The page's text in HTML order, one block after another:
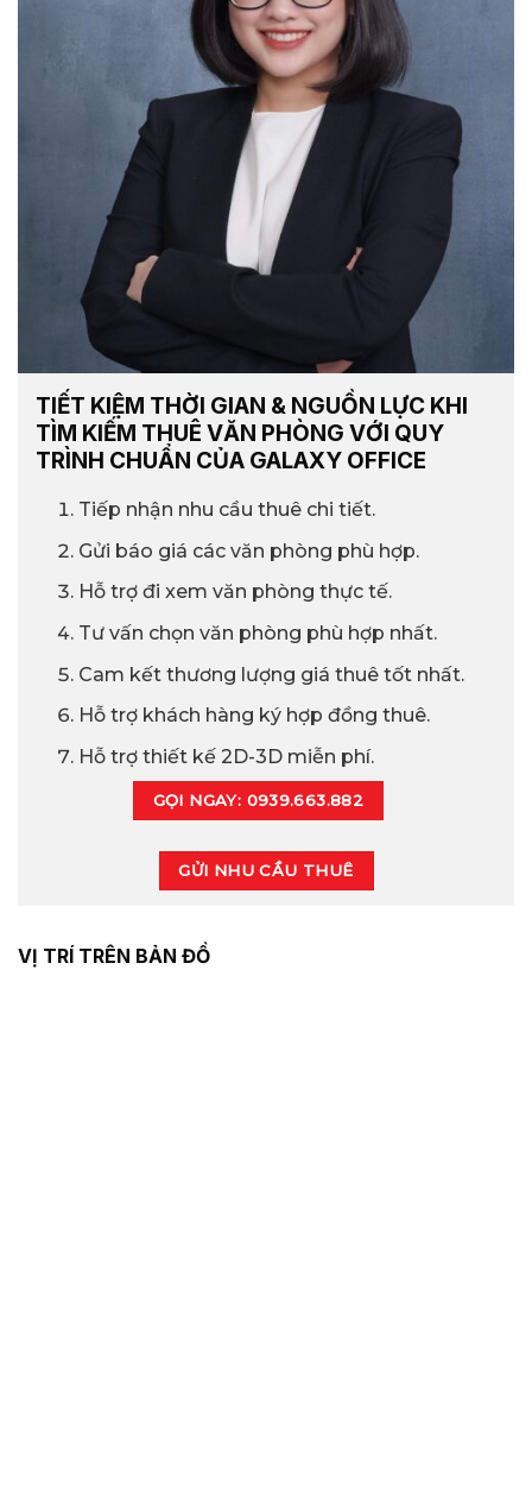
TIẾT KIỆM THỜI GIAN & NGUỒN LỰC KHI
TÌM KIẾM THUÊ VĂN PHÒNG VỚI QUY
TRÌNH CHUẨN CỦA GALAXY OFFICE
Tiếp nhận nhu cầu thuê chi tiết.
Gửi báo giá các văn phòng phù hợp.
Hỗ trợ đi xem văn phòng thực tế.
Tư vấn chọn văn phòng phù hợp nhất.
Cam kết thương lượng giá thuê tốt nhất.
Hỗ trợ khách hàng ký hợp đồng thuê.
Hỗ trợ thiết kế 2D-3D miễn phí.
GỌI NGAY: 0939.663.882
GỬI NHU CẦU THUÊ
VỊ TRÍ TRÊN BẢN ĐỒ